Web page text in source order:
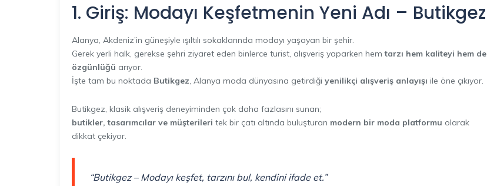
1. Giriş: Modayı Keşfetmenin Yeni Adı – Butikgez
Alanya, Akdeniz’in güneşiyle ışıltılı sokaklarında modayı yaşayan bir şehir.
Gerek yerli halk, gerekse şehri ziyaret eden binlerce turist, alışveriş yaparken hemtarzı hem kaliteyi hem de
özgünlüğü arıyor.
İşte tam bu noktada Butikgez , Alanya moda dünyasına getirdiği yenilikçi alışveriş anlayışı ile öne çıkıyor.
Butikgez, klasik alışveriş deneyiminden çok daha fazlasını sunan;
butikler, tasarımcılar ve müşterileri tek bir çatı altında buluşturan modern bir moda platformu olarak
dikkat çekiyor.
“Butikgez – Modayı keşfet, tarzını bul, kendini ifade et.”